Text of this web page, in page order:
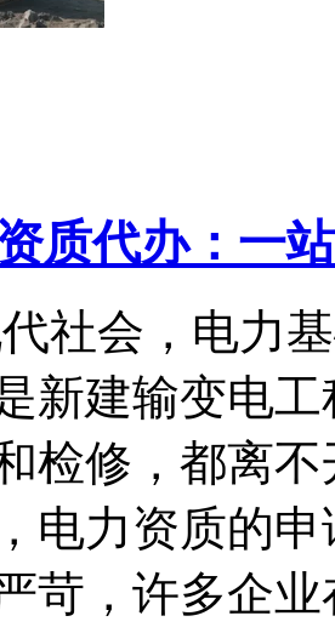
质代办：一
社会，电力
新建输变电
检修，都离
电力资质的
苛，许多企